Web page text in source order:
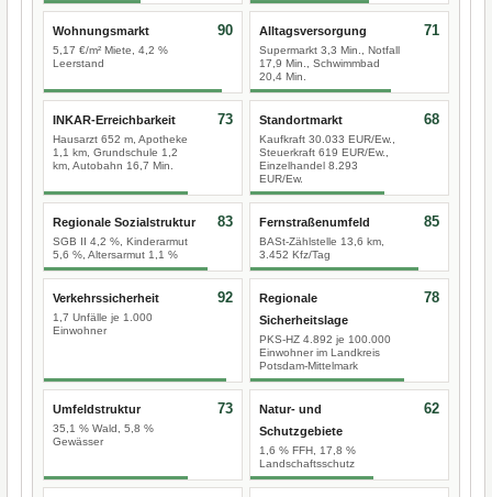
Wohnungsmarkt
5,17 €/m² Miete, 4,2 %
Leerstand
90 Alltagsversorgung
Supermarkt 3,3 Min., Notfall
17,9 Min., Schwimmbad
20,4 Min.
71
INKAR-Erreichbarkeit
Hausarzt 652 m, Apotheke
1,1 km, Grundschule 1,2
km, Autobahn 16,7 Min.
73 Standortmarkt
Kaufkraft 30.033 EUR/Ew.,
Steuerkraft 619 EUR/Ew.,
Einzelhandel 8.293
EUR/Ew.
68
Regionale Sozialstruktur
SGB II 4,2 %, Kinderarmut
5,6 %, Altersarmut 1,1 %
83 Fernstraßenumfeld
BASt-Zählstelle 13,6 km,
3.452 Kfz/Tag
85
Verkehrssicherheit
1,7 Unfälle je 1.000
Einwohner
92
Regionale
Sicherheitslage
PKS-HZ 4.892 je 100.000
Einwohner im Landkreis
Potsdam-Mittelmark
78
Umfeldstruktur
35,1 % Wald, 5,8 %
Gewässer
73
Natur- und
Schutzgebiete
1,6 % FFH, 17,8 %
Landschaftsschutz
62